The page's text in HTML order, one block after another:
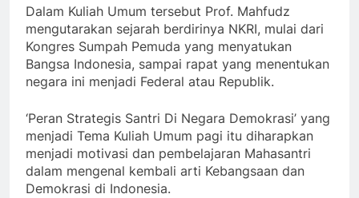
Dalam Kuliah Umum tersebut Prof. Mahfudz
mengutarakan sejarah berdirinya NKRI, mulai dari
Kongres Sumpah Pemuda yang menyatukan
Bangsa Indonesia, sampai rapat yang menentukan
negara ini menjadi Federal atau Republik.
‘Peran Strategis Santri Di Negara Demokrasi’ yang
menjadi Tema Kuliah Umum pagi itu diharapkan
menjadi motivasi dan pembelajaran Mahasantri
dalam mengenal kembali arti Kebangsaan dan
Demokrasi di Indonesia.